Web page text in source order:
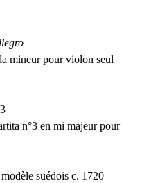
mineur pour violon seul
n°3 en mi majeur pour
suédois c. 1720